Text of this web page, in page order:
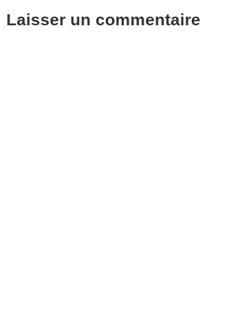
Laisser un commentaire